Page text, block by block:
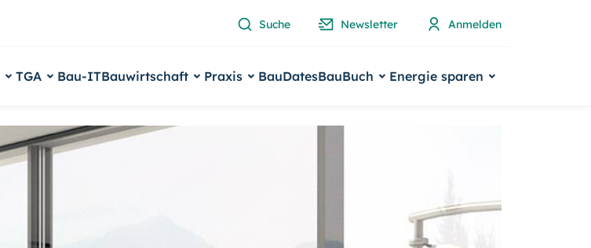
Suche Newsletter Anmelden
TGA Bau-ITBauwirtschaft Praxis BauDatesBauBuch Energie sparen